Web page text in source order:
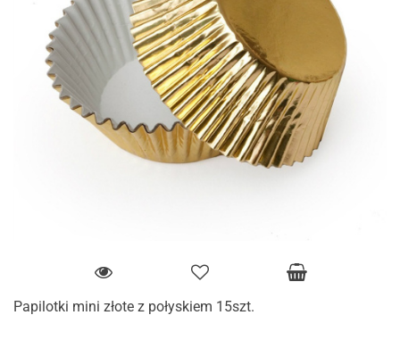
Papilotki mini złote z połyskiem 15szt.